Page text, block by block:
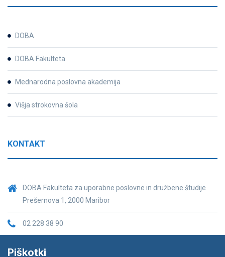
DOBA
DOBA Fakulteta
Mednarodna poslovna akademija
Višja strokovna šola
KONTAKT
DOBA Fakulteta za uporabne poslovne in družbene študije
Prešernova 1, 2000 Maribor
02 228 38 90
fakulteta@doba.si
Piškotki